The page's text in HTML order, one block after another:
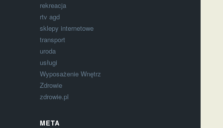
rekreacja
rtv agd
sklepy internetowe
transport
uroda
usługi
Wyposażenie Wnętrz
Zdrowie
zdrowie.pl
META